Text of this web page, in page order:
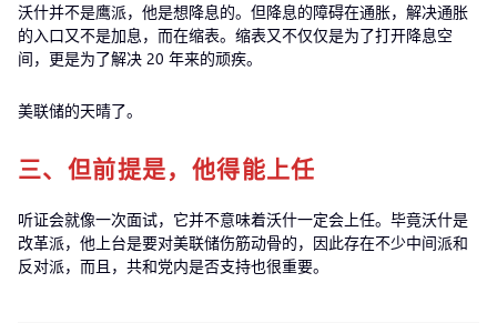
沃什并不是鹰派，他是想降息的。但降息的障碍在通胀，解决通胀
的入口又不是加息，而在缩表。缩表又不仅仅是为了打开降息空
间，更是为了解决 20 年来的顽疾。
美联储的天晴了。
三、但前提是，他得能上任
听证会就像一次面试，它并不意味着沃什一定会上任。毕竟沃什是
改革派，他上台是要对美联储伤筋动骨的，因此存在不少中间派和
反对派，而且，共和党内是否支持也很重要。